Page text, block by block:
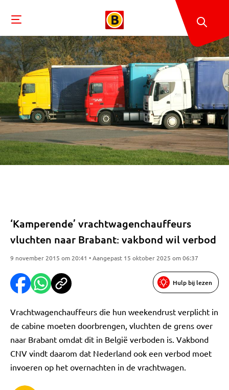
‘Kamperende’ vrachtwagenchauffeurs
vluchten naar Brabant: vakbond wil verbod
9 november 2015 om 20:41 • Aangepast 15 oktober 2025 om 06:37
Hulp bij lezen
Vrachtwagenchauffeurs die hun weekendrust verplicht in
de cabine moeten doorbrengen, vluchten de grens over
naar Brabant omdat dit in België verboden is. Vakbond
CNV vindt daarom dat Nederland ook een verbod moet
invoeren op het overnachten in de vrachtwagen.